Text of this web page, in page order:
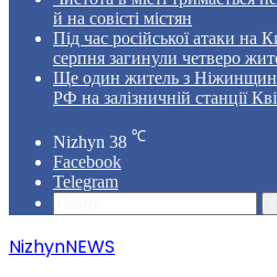
й на совісті містян
Під час російської атаки на
серпня загинули четверо
Ще один житель з Ніжинщини
РФ на залізничній станції
Nizhyn 38 ℃
Facebook
Telegram
NizhynNEWS